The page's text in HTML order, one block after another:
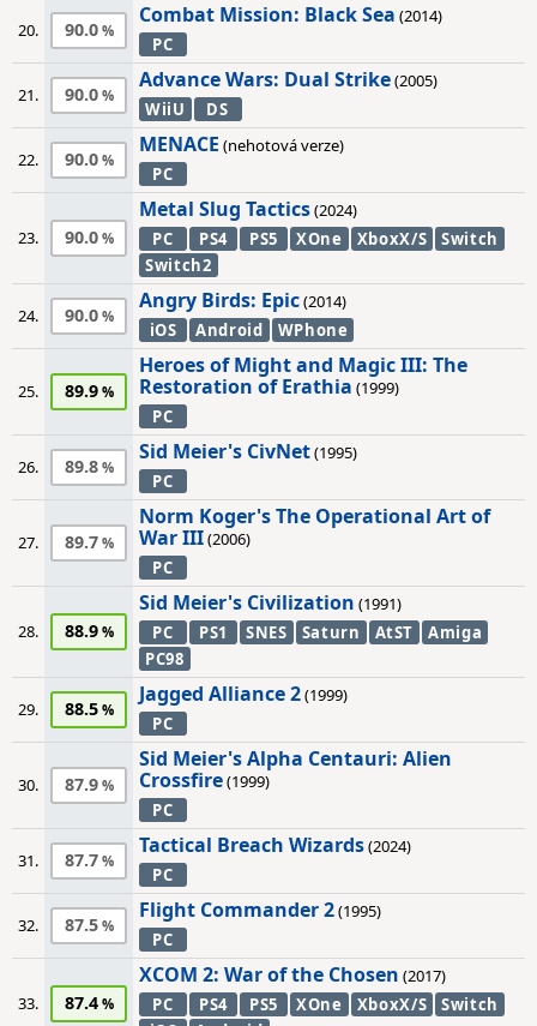
20. 90.0
Combat Mission: Black Sea (2014)
PC
21. 90.0
Advance Wars: Dual Strike(2005)
WiiU
DS
22. 90.0
MENACE (nehotová verze)
PC
23. 90.0
Metal Slug Tactics(2024)
PC
PS4 PS5 XOne XboxX/S
Switch
Switch2
24. 90.0
Angry Birds: Epic(2014)
iOS
Android WPhone
25. 89.9
Heroes of Might and Magic III: The
Restoration of Erathia (1999)
PC
26. 89.8
Sid Meier's CivNet(1995)
PC
27. 89.7
Norm Koger's The Operational Art of
War III(2006)
PC
28. 88.9
Sid Meier's Civilization (1991)
PC
PS1 SNES Saturn AtST
Amiga
PC98
29. 88.5
Jagged Alliance 2(1999)
PC
30. 87.9
Sid Meier's Alpha Centauri: Alien
Crossfire(1999)
PC
31. 87.7
Tactical Breach Wizards(2024)
PC
32. 87.5
Flight Commander 2(1995)
PC
33. 87.4
XCOM 2: War of the Chosen (2017)
PC
PS4 PS5 XOne XboxX/S
Switch